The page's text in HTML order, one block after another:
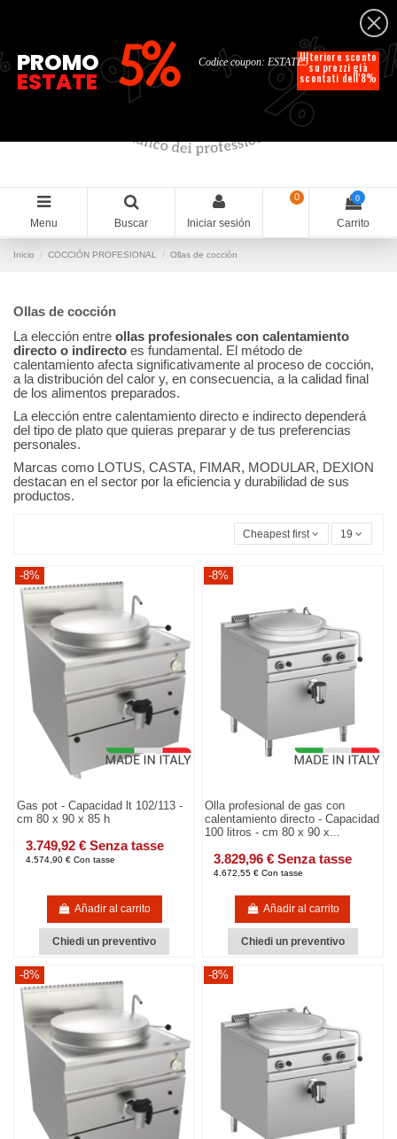
Español
Menu Buscar Iniciar sesión
0 0
Carrito
Inicio COCCIÓN PROFESIONAL Ollas de cocción
Ollas de cocción
La elección entre ollas profesionales con calentamiento
directo o indirecto es fundamental. El método de
calentamiento afecta significativamente al proceso de cocción,
a la distribución del calor y, en consecuencia, a la calidad final
de los alimentos preparados.
La elección entre calentamiento directo e indirecto dependerá
del tipo de plato que quieras preparar y de tus preferencias
personales.
Marcas como LOTUS, CASTA, FIMAR, MODULAR, DEXION
destacan en el sector por la eficiencia y durabilidad de sus
productos.
Cheapest first 19
-8%
Gas pot - Capacidad lt 102/113 -
cm 80 x 90 x 85 h
3.749,92 € Senza tasse
4.574,90 € Con tasse
Añadir al carrito
Chiedi un preventivo
-8%
Olla profesional de gas con
calentamiento directo - Capacidad
100 litros - cm 80 x 90 x...
3.829,96 € Senza tasse
4.672,55 € Con tasse
Añadir al carrito
Chiedi un preventivo
-8% -8%
%
% %
% Ulteriore sconto
su prezzi già
scontati dell'8%
Codice coupon: ESTATE5
PROMO
ESTATE 5%